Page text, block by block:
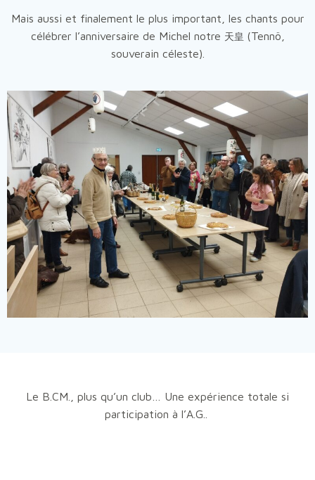
Mais aussi et finalement le plus important, les chants pour
célébrer l’anniversaire de Michel notre 天皇 (Tennö,
souverain céleste).
Le B.CM., plus qu’un club… Une expérience totale si
participation à l’A.G..